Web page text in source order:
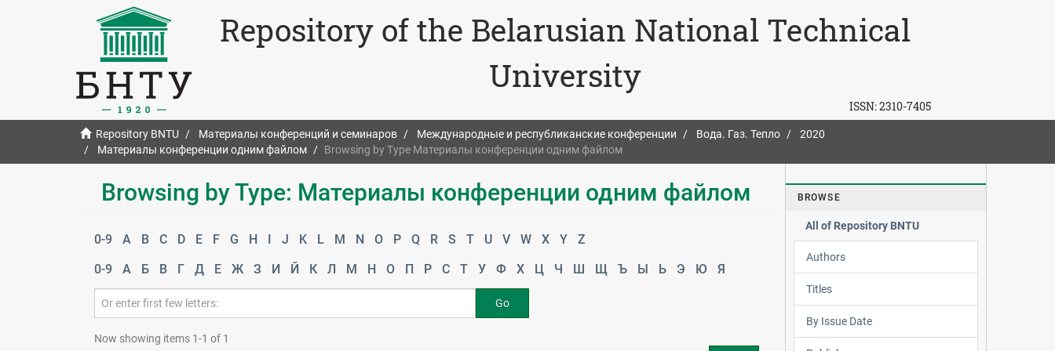
Repository of the Belarusian National Technical
University
ISSN:2310-7405
Repository BNTU Материалы конференций и семинаров Международные и республиканские конференции Вода. Газ. Тепло
2020
Материалы конференции одним файлом
Browsing by Type Материалы конференции одним файлом
Browsing by Type: Материалы конференции одним файлом
0-9 A B C D E F G H I J K L M N O P Q R S T U V W X Y
Z
0-9
А Б В Г Д Е Ж З И Й К Л М Н О П Р С Т У Ф Х Ц Ч Ш Щ Ъ Ы Ь Э Ю Я
Go
Now showing items 1-1 of 1
BROWSE
All of Repository BNTU
Authors
Titles
By Issue Date